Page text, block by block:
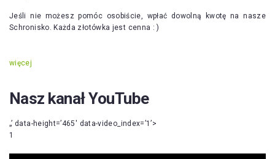
Jeśli nie możesz pomóc osobiście, wpłać dowolną kwotę na nasze
Schronisko. Każda złotówka jest cenna : )
więcej
Nasz kanał YouTube
„’ data-height=’465′ data-video_index=’1’>
1